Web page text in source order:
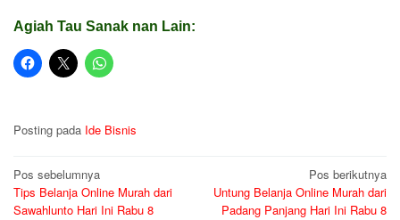
Agiah Tau Sanak nan Lain:
Posting pada Ide Bisnis
Navigasi
pos
Pos sebelumnya
Tips Belanja Online Murah dari
Sawahlunto Hari Ini Rabu 8
Pos berikutnya
Untung Belanja Online Murah dari
Padang Panjang Hari Ini Rabu 8